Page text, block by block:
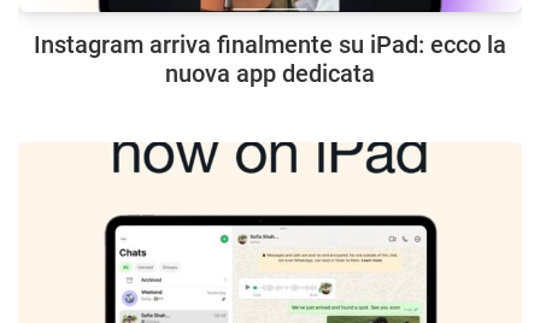
Instagram arriva finalmente su iPad: ecco la
nuova app dedicata